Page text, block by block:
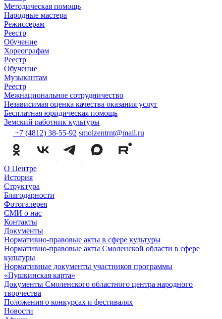
Методическая помощь
Народные мастера
Режиссерам
Реестр
Обучение
Хореографам
Реестр
Обучение
Музыкантам
Реестр
Межнациональное сотрудничество
Независимая оценка качества оказания услуг
Бесплатная юридическая помощь
Земский работник культуры
+7 (4812) 38-55-92 smolzentrnt@mail.ru
О Центре
История
Структура
Благодарности
Фотогалерея
СМИ о нас
Контакты
Документы
Нормативно-правовые акты в сфере культуры
Нормативно-правовые акты Смоленской области в сфере
культуры
Нормативные документы участников программы
«Пушкинская карта»
Документы Смоленского областного центра народного
творчества
Положения о конкурсах и фестивалях
Новости